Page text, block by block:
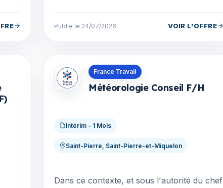
Publie le 24/07/2026 VOIR L'OFFRE
France Travail
Météorologie Conseil F/H
Intérim - 1 Mois
Saint-Pierre, Saint-Pierre-et-Miquelon
Dans ce contexte, et sous l'autorité du chef
Offres en Saint-Pierre-et-Miquelon